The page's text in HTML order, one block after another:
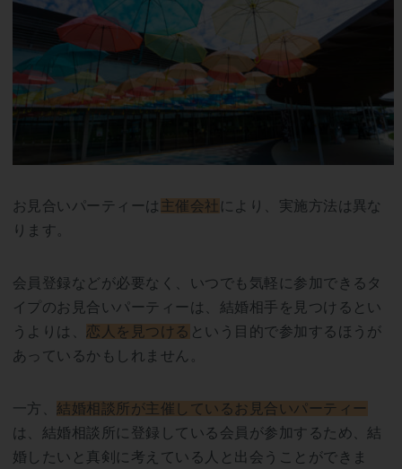
お見合いパーティーは 主催会社
により、実施方法は異な
ります。
会員登録などが必要なく、いつでも気軽に参加できるタ
イプのお見合いパーティーは、結婚相手を見つけるとい
うよりは、 恋人を見つける という目的で参加するほうが
あっているかもしれません。
一方、 結婚相談所が主催しているお見合いパーティー
は、結婚相談所に登録している会員が参加するため、結
婚したいと真剣に考えている人と出会うことができま